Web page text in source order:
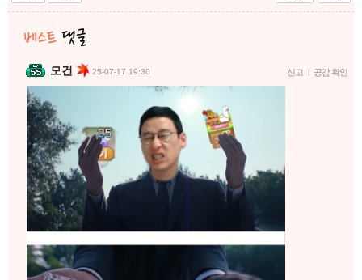
모건 25-07-17 19:30 신고 | 공감 확인